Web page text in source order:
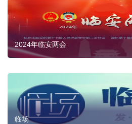
2024年临安两会
临场